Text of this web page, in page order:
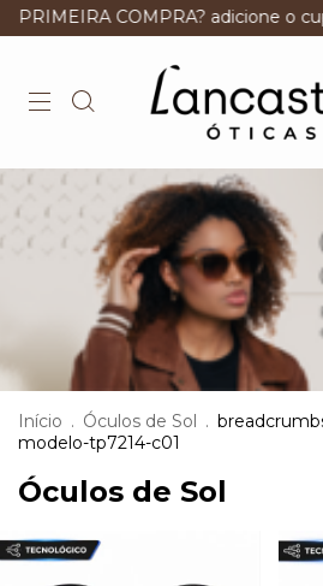
COMPRA? adicione o cupom
Início . Óculos de Sol .
modelo-tp7214-c01
Óculos de Sol